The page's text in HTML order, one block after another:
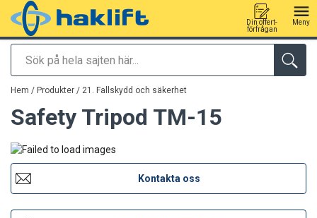
Sök
Din offert-
förfrågan
Meny
tillagd i varukorg
Hem / Produkter / 21. Fallskydd och säkerhet
Safety Tripod TM-15
Kontakta oss